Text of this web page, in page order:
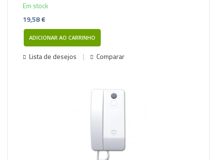
Em stock
19,58 €
ADICIONAR AO CARRINHO
Lista de desejos Comparar